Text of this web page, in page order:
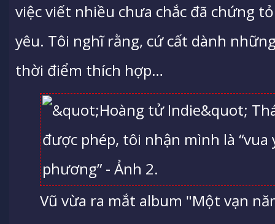
việc viết nhiều chưa chắc đã chứng
yêu. Tôi nghĩ rằng, cứ cất dành
thời điểm thích hợp…
Vũ vừa ra mắt album "Một vạn